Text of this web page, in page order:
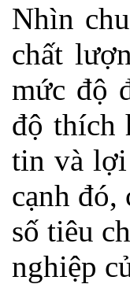
Nhìn
chất
mức độ
độ thích
tin và lợi
cạnh đó,
số tiêu
nghiệp